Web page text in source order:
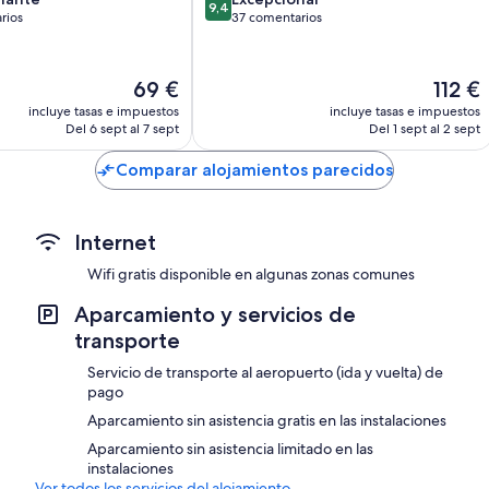
El
precio
actual
de
69 €
69 €
incluye tasas e impuestos
Del 6 sept al 7 sept
sobre
9,4
37 comentarios
El
precio
actual
112 €
incluye tasas e impuestos
Del 1 sept al 2 sept
Comparar alojamientos parecidos
Internet
Wifi gratis disponible en algunas zonas comunes
Aparcamiento y servicios de
transporte
Servicio de transporte al aeropuerto (ida y vuelta) de
pago
Aparcamiento sin asistencia gratis en las instalaciones
Aparcamiento sin asistencia limitado en las
instalaciones